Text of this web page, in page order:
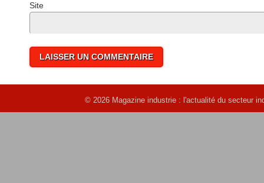
Site
© 2026 Magazine industrie : l'actualité du secteur